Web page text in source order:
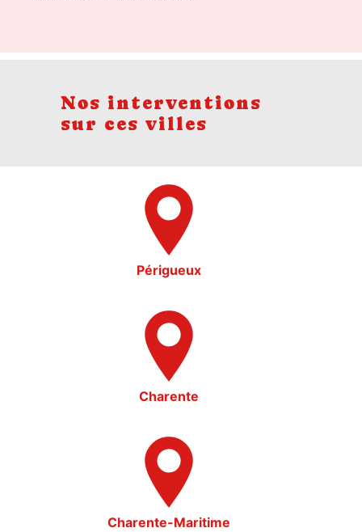
Nos interventions
sur ces villes
Périgueux
Charente
Charente-Maritime